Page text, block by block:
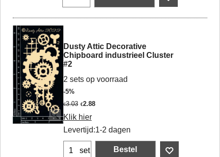
Dusty Attic Decorative
Chipboard industrieel Cluster
#2
2 sets op voorraad
-5%
€3.03 €2.88
Klik hier
Levertijd:1-2 dagen
set Bestel